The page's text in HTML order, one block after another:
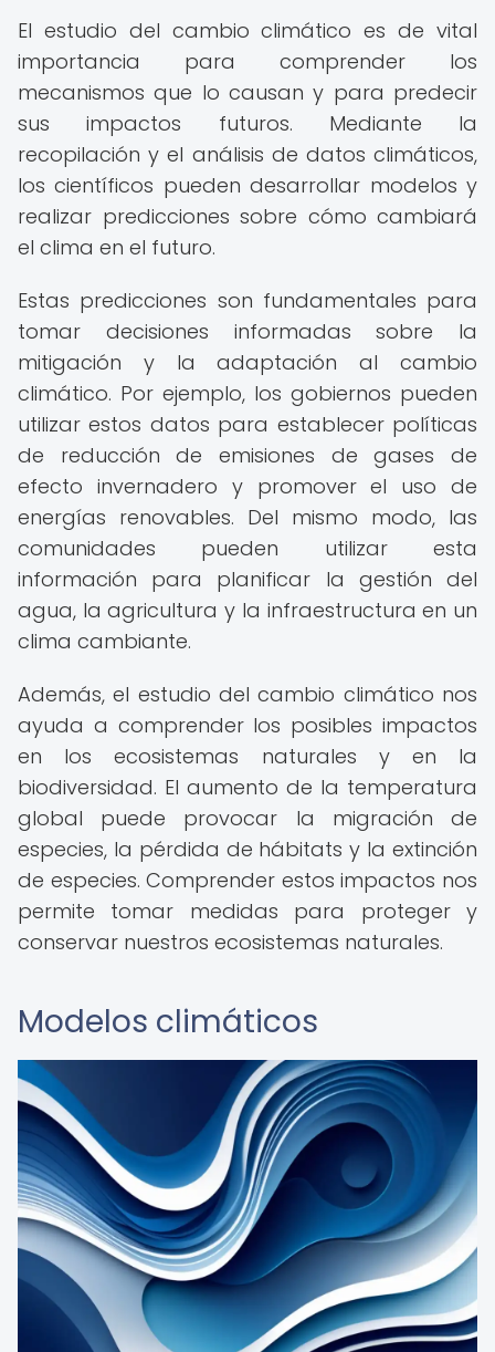
El estudio del cambio climático es de vital
importancia para comprender los
mecanismos que lo causan y para predecir
sus impactos futuros. Mediante la
recopilación y el análisis de datos climáticos,
los científicos pueden desarrollar modelos y
realizar predicciones sobre cómo cambiará
el clima en el futuro.
Estas predicciones son fundamentales para
tomar decisiones informadas sobre la
mitigación y la adaptación al cambio
climático. Por ejemplo, los gobiernos pueden
utilizar estos datos para establecer políticas
de reducción de emisiones de gases de
efecto invernadero y promover el uso de
energías renovables. Del mismo modo, las
comunidades pueden utilizar esta
información para planificar la gestión del
agua, la agricultura y la infraestructura en un
clima cambiante.
Además, el estudio del cambio climático nos
ayuda a comprender los posibles impactos
en los ecosistemas naturales y en la
biodiversidad. El aumento de la temperatura
global puede provocar la migración de
especies, la pérdida de hábitats y la extinción
de especies. Comprender estos impactos nos
permite tomar medidas para proteger y
conservar nuestros ecosistemas naturales.
Modelos climáticos